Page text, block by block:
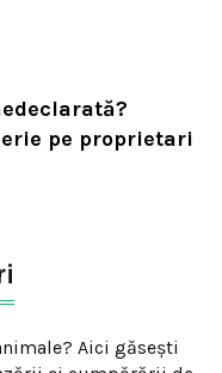
pe proprietari
Aici găsești